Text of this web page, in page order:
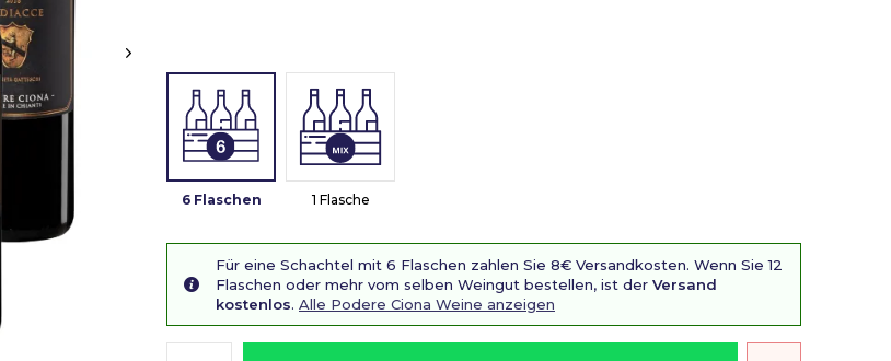
6 Flaschen 1 Flasche
Für eine Schachtel mit 6 Flaschen zahlen Sie 8€ Versandkosten. Wenn Sie 12
Flaschen oder mehr vom selben Weingut bestellen, ist der Versand
kostenlos. Alle Podere Ciona Weine anzeigen